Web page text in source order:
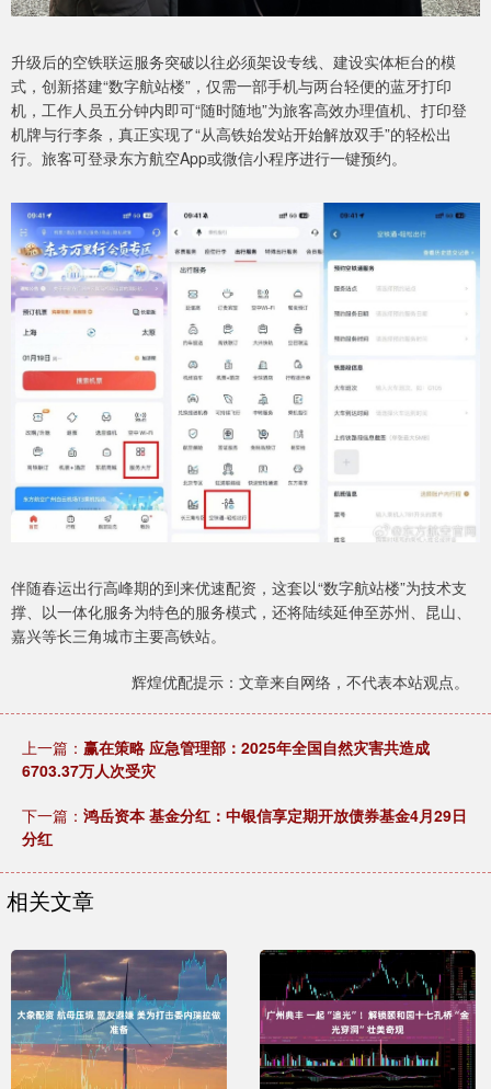
升级后的空铁联运服务突破以往必须架设专线、建设实体柜台的模
式，创新搭建“数字航站楼”，仅需一部手机与两台轻便的蓝牙打印
机，工作人员五分钟内即可“随时随地”为旅客高效办理值机、打印登
机牌与行李条，真正实现了“从高铁始发站开始解放双手”的轻松出
行。旅客可登录东方航空App或微信小程序进行一键预约。
伴随春运出行高峰期的到来优速配资，这套以“数字航站楼”为技术支
撑、以一体化服务为特色的服务模式，还将陆续延伸至苏州、昆山、
嘉兴等长三角城市主要高铁站。
辉煌优配提示：文章来自网络，不代表本站观点。
上一篇： 赢在策略 应急管理部：2025年全国自然灾害共造成
6703.37万人次受灾
下一篇： 鸿岳资本 基金分红：中银信享定期开放债券基金4月29日
分红
相关文章